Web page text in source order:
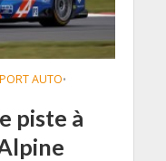
AUTO•
piste à